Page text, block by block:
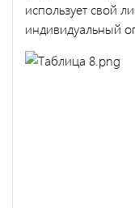
использует свой
индивидуальный